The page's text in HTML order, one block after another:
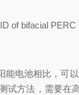
of bifacial PERC
电池相比，可
方法，需要